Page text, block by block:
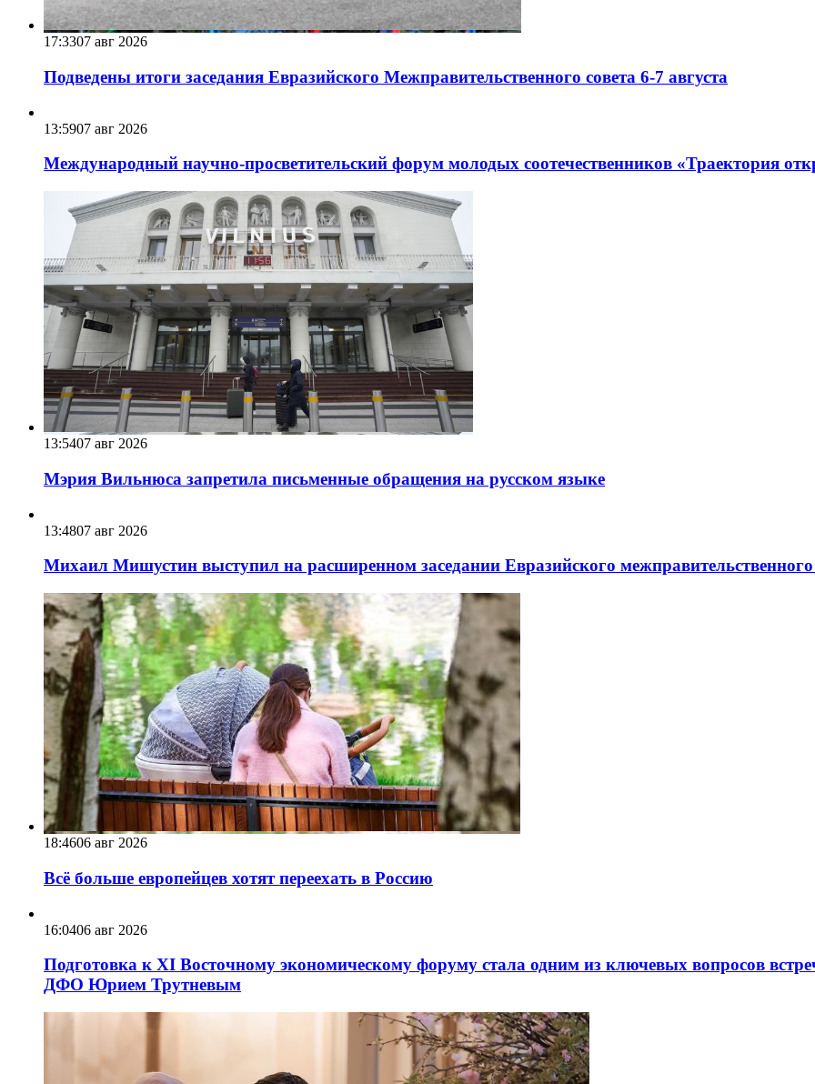
17:3307 авг 2026
Подведены итоги заседания Евразийского Межправительственного совета 6-7 августа
13:5907 авг 2026
Международный научно-просветительский форум молодых соотечественников «Траектория
13:5407 авг 2026
Мэрия Вильнюса запретила письменные обращения на русском языке
13:4807 авг 2026
Михаил Мишустин выступил на расширенном заседании Евразийского
18:4606 авг 2026
Всё больше европейцев хотят переехать в Россию
16:0406 авг 2026
Подготовка к XI Восточному экономическому форуму стала одним из ключевых вопросов
ДФО Юрием Трутневым